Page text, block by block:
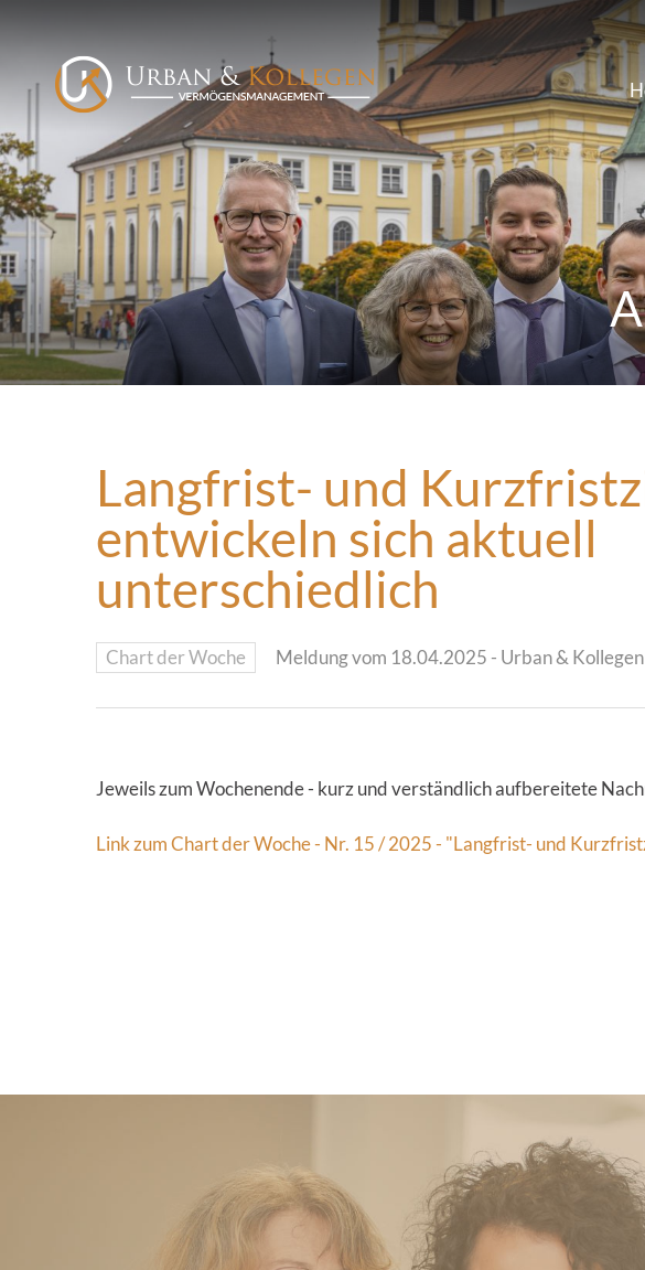
Langfrist- und
entwickeln sich aktuell
unterschiedlich
Chart der Woche Meldung vom 18.04.2025 - Urban & Kollegen
Jeweils zum Wochenende - kurz und verständlich aufbereitete
Link zum Chart der Woche - Nr. 15 / 2025 - "Langfrist- und